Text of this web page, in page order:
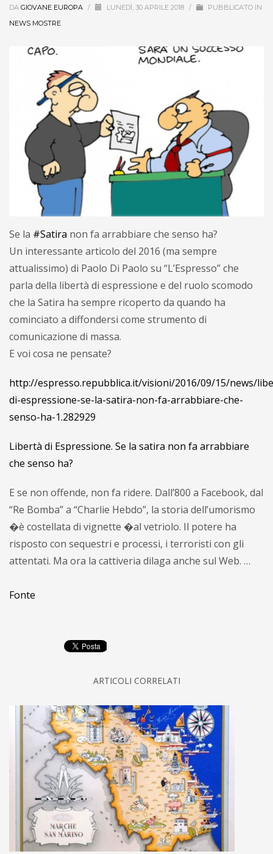
DA GIOVANE EUROPA / LUNEDÌ, 30 APRILE 2018 /
PUBBLICATO IN
NEWS MOSTRE
Se la #Satira non fa arrabbiare che senso ha?
Un interessante articolo del 2016 (ma sempre
attualissimo) di Paolo Di Paolo su “L’Espresso” che
parla della libertà di espressione e del ruolo scomodo
che la Satira ha sempre ricoperto da quando ha
cominciato a diffondersi come strumento di
comunicazione di massa.
E voi cosa ne pensate?
http://espresso.repubblica.it/visioni/2016/09/15/news/
di-espressione-se-la-satira-non-fa-arrabbiare-che-
senso-ha-1.282929
Libertà di Espressione. Se la satira non fa arrabbiare
che senso ha?
E se non offende, non fa ridere. Dall’800 a Facebook, dal
“Re Bomba” a “Charlie Hebdo”, la storia dell’umorismo
�è costellata di vignette �al vetriolo. Il potere ha
risposto con sequestri e processi, i terroristi con gli
attentati. Ma ora la cattiveria dilaga anche sul Web. …
Fonte
ARTICOLI CORRELATI